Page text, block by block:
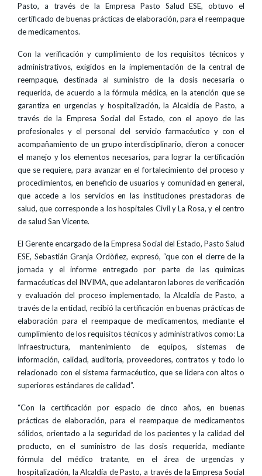
Pasto, a través de la Empresa Pasto Salud ESE, obtuvo el
certificado de buenas prácticas de elaboración, para el reempaque
de medicamentos.
Con la verificación y cumplimiento de los requisitos técnicos y
administrativos, exigidos en la implementación de la central de
reempaque, destinada al suministro de la dosis necesaria o
requerida, de acuerdo a la fórmula médica, en la atención que se
garantiza en urgencias y hospitalización, la Alcaldía de Pasto, a
través de la Empresa Social del Estado, con el apoyo de las
profesionales y el personal del servicio farmacéutico y con el
acompañamiento de un grupo interdisciplinario, dieron a conocer
el manejo y los elementos necesarios, para lograr la certificación
que se requiere, para avanzar en el fortalecimiento del proceso y
procedimientos, en beneficio de usuarios y comunidad en general,
que accede a los servicios en las instituciones prestadoras de
salud, que corresponde a los hospitales Civil y La Rosa, y el centro
de salud San Vicente.
El Gerente encargado de la Empresa Social del Estado, Pasto Salud
ESE, Sebastián Granja Ordòñez, expresó, “que con el cierre de la
jornada y el informe entregado por parte de las químicas
farmacéuticas del INVIMA, que adelantaron labores de verificación
y evaluación del proceso implementado, la Alcaldía de Pasto, a
través de la entidad, recibió la certificación en buenas prácticas de
elaboración para el reempaque de medicamentos, mediante el
cumplimiento de los requisitos técnicos y administrativos como: La
Infraestructura, mantenimiento de equipos, sistemas de
información, calidad, auditoria, proveedores, contratos y todo lo
relacionado con el sistema farmacéutico, que se lidera con altos o
superiores estándares de calidad”.
“Con la certificación por espacio de cinco años, en buenas
prácticas de elaboración, para el reempaque de medicamentos
sólidos, orientado a la seguridad de los pacientes y la calidad del
producto, en el suministro de las dosis requerida, mediante
fórmula del médico tratante, en el área de urgencias y
hospitalización, la Alcaldía de Pasto, a través de la Empresa Social